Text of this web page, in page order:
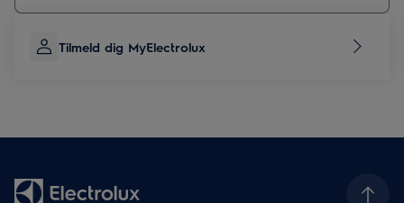
Tilmeld dig MyElectrolux